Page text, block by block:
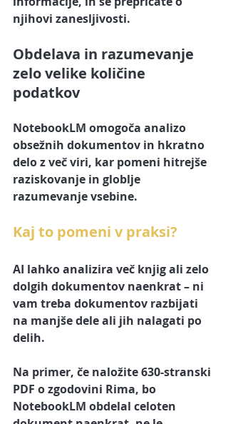
njihovi zanesljivosti.
Obdelava in razumevanje
zelo velike količine
podatkov
NotebookLM omogoča analizo
obsežnih dokumentov in hkratno
delo z več viri, kar pomeni hitrejše
raziskovanje in globlje
razumevanje vsebine.
Kaj to pomeni v praksi?
AI lahko analizira več knjig ali zelo
dolgih dokumentov naenkrat – ni
vam treba dokumentov razbijati
na manjše dele ali jih nalagati po
delih.
Na primer, če naložite 630-stranski
PDF o zgodovini Rima, bo
NotebookLM obdelal celoten